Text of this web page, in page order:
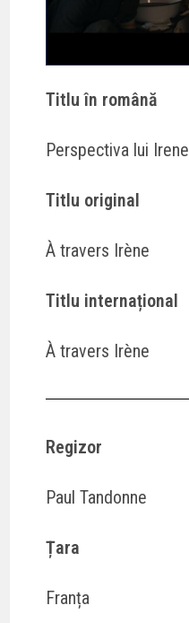
Titlu în română
Perspectiva lui Irene
Titlu original
À travers Irène
Titlu internațional
À travers Irène
Regizor
Paul Tandonne
Țara
Franța